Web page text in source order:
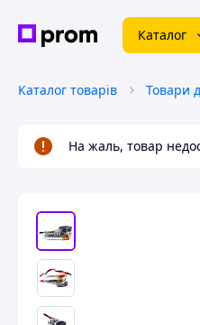
Каталог
Каталог товарів Товари
На жаль, товар